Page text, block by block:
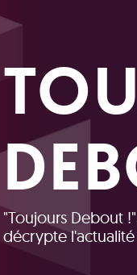
"Toujours Debout
décrypte